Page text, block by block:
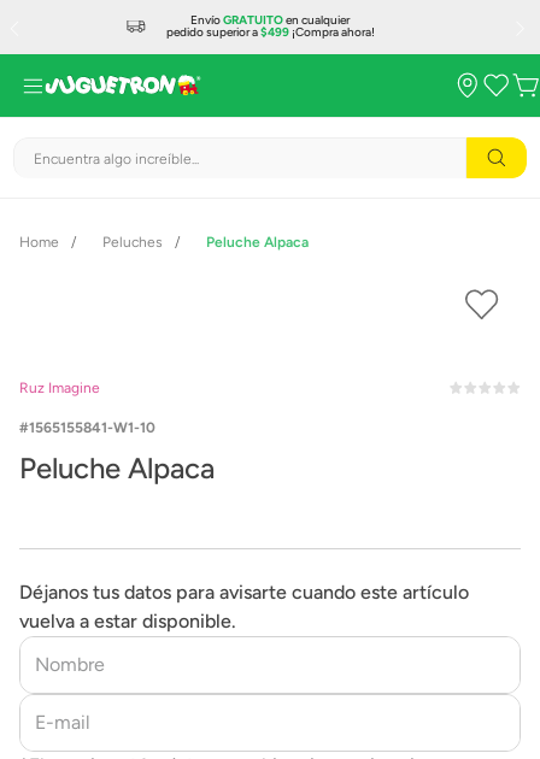
EnvíoGRATUITOen cualquier
pedido superior a$499¡Compra ahora!
Encuentra algo increíble...
Peluches Peluche Alpaca
Ruz Imagine
1565155841-W1-10
Peluche Alpaca
Déjanos tus datos para avisarte cuando este artículo
vuelva a estar disponible.